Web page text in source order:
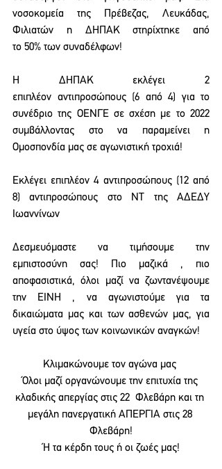
νοσοκομεία της Πρέβεζας, Λευκάδας,
Φιλιατών η ΔΗΠΑΚ στηρίχτηκε από
το 50% των συναδέλφων!
Η ΔΗΠΑΚ εκλέγει 2
επιπλέον αντιπροσώπους (6 από 4) για το
συνέδριο της ΟΕΝΓΕ σε σχέση με το 2022
συμβάλλοντας στο να παραμείνει η
Ομοσπονδία μας σε αγωνιστική τροχιά!
Εκλέγει επιπλέον 4 αντιπροσώπους (12 από
8) αντιπροσώπους στο ΝΤ της ΑΔΕΔΥ
Ιωαννίνων
Δεσμευόμαστε να τιμήσουμε την
εμπιστοσύνη σας! Πιο μαζικά , πιο
αποφασιστικά, όλοι μαζί να ζωντανέψουμε
την ΕΙΝΗ , να αγωνιστούμε για τα
δικαιώματα μας και των ασθενών μας, για
υγεία στο ύψος των κοινωνικών αναγκών!
Κλιμακώνουμε τον αγώνα μας
Όλοι μαζί οργανώνουμε την επιτυχία της
κλαδικής απεργίας στις 22  Φλεβάρη και τη
μεγάλη πανεργατική ΑΠΕΡΓΙΑ στις 28
Φλεβάρη!
Ή τα κέρδη τους ή οι ζωές μας!